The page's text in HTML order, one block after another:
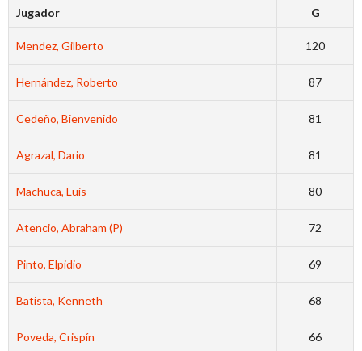
Jugador G
Mendez, Gilberto 120
Hernández, Roberto 87
Cedeño, Bienvenido 81
Agrazal, Dario 81
Machuca, Luis 80
Atencio, Abraham (P) 72
Pinto, Elpidio 69
Batista, Kenneth 68
Poveda, Crispín 66